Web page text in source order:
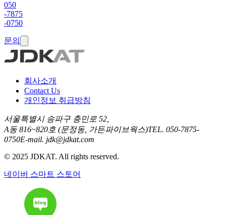
050
-7875
-0750
문의
회사소개
Contact Us
개인정보 취급방침
서울특별시 송파구 충민로 52,
A동 816~820호 (문정동, 가든파이브웍스)TEL. 050-7875-
0750E-mail. jdk@jdkat.com
© 2025 JDKAT. All rights reserved.
네이버 스마트 스토어